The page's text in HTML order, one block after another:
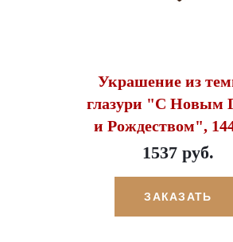
Украшение из
глазури "С Новым
и Рождеством",
1537 руб.
ЗАКАЗАТЬ